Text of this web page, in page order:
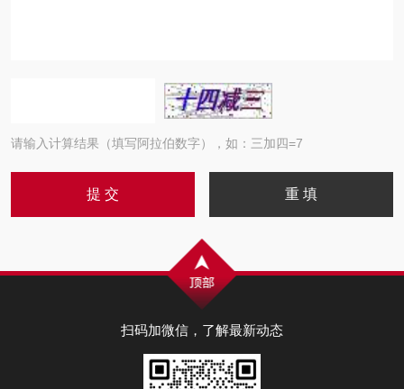
请输入计算结果（填写阿拉伯数字），如：三加四=7
扫码加微信，了解最新动态